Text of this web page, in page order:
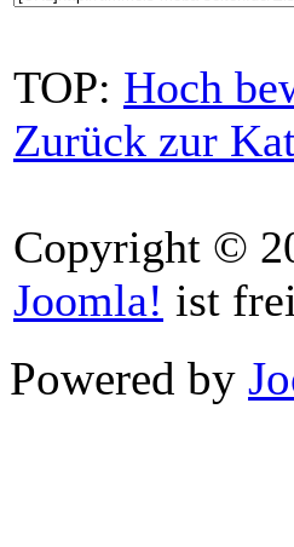
TOP: Hoch
Zurück zur
Copyright ©
Joomla! ist
Powered by